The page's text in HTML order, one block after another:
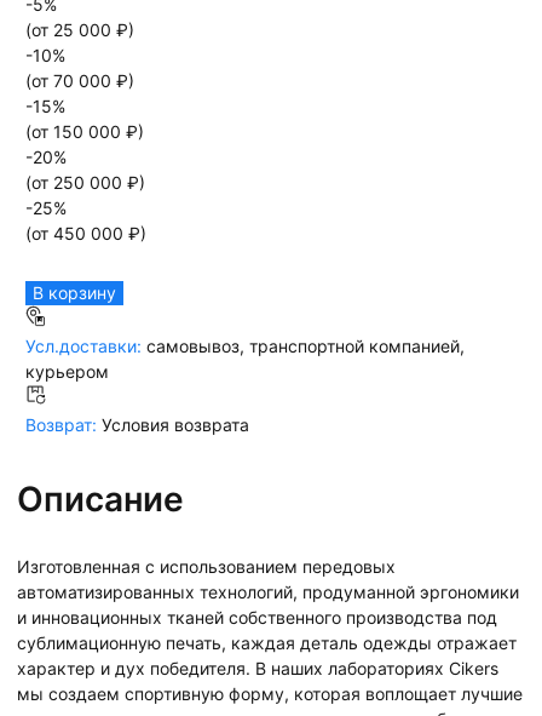
(от 25 000 ₽)
-10%
(от 70 000 ₽)
-15%
(от 150 000 ₽)
-20%
(от 250 000 ₽)
-25%
(от 450 000 ₽)
В корзину
Усл.доставки: самовывоз, транспортной компанией,
курьером
Возврат: Условия возврата
Описание
Изготовленная с использованием передовых
автоматизированных технологий, продуманной эргономики
и инновационных тканей собственного производства под
сублимационную печать, каждая деталь одежды отражает
характер и дух победителя. В наших лабораториях Cikers
мы создаем спортивную форму, которая воплощает лучшие